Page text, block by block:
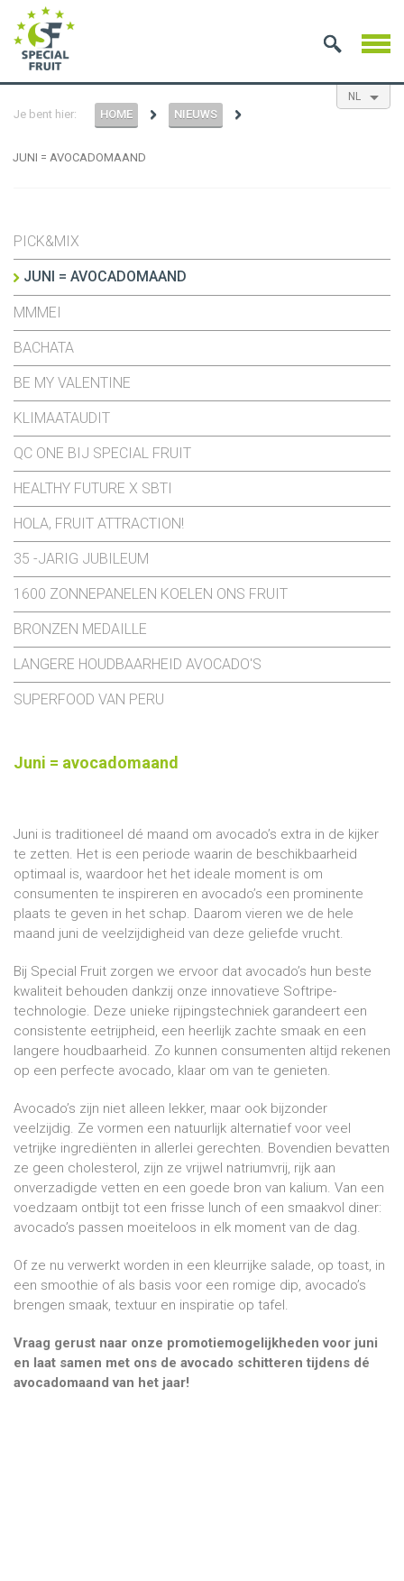
NL
Je bent hier: HOME NIEUWS
JUNI = AVOCADOMAAND
PICK&MIX
JUNI = AVOCADOMAAND
MMMEI
BACHATA
BE MY VALENTINE
KLIMAATAUDIT
QC ONE BIJ SPECIAL FRUIT
HEALTHY FUTURE X SBTI
HOLA, FRUIT ATTRACTION!
35 -JARIG JUBILEUM
1600 ZONNEPANELEN KOELEN ONS FRUIT
BRONZEN MEDAILLE
LANGERE HOUDBAARHEID AVOCADO'S
SUPERFOOD VAN PERU
Juni = avocadomaand
Juni is traditioneel dé maand om avocado’s extra in de kijker
te zetten. Het is een periode waarin de beschikbaarheid
optimaal is, waardoor het het ideale moment is om
consumenten te inspireren en avocado’s een prominente
plaats te geven in het schap. Daarom vieren we de hele
maand juni de veelzijdigheid van deze geliefde vrucht.
Bij Special Fruit zorgen we ervoor dat avocado’s hun beste
kwaliteit behouden dankzij onze innovatieve Softripe-
technologie. Deze unieke rijpingstechniek garandeert een
consistente eetrijpheid, een heerlijk zachte smaak en een
langere houdbaarheid. Zo kunnen consumenten altijd rekenen
op een perfecte avocado, klaar om van te genieten.
Avocado’s zijn niet alleen lekker, maar ook bijzonder
veelzijdig. Ze vormen een natuurlijk alternatief voor veel
vetrijke ingrediënten in allerlei gerechten. Bovendien bevatten
ze geen cholesterol, zijn ze vrijwel natriumvrij, rijk aan
onverzadigde vetten en een goede bron van kalium. Van een
voedzaam ontbijt tot een frisse lunch of een smaakvol diner:
avocado’s passen moeiteloos in elk moment van de dag.
Of ze nu verwerkt worden in een kleurrijke salade, op toast, in
een smoothie of als basis voor een romige dip, avocado’s
brengen smaak, textuur en inspiratie op tafel.
Vraag gerust naar onze promotiemogelijkheden voor juni
en laat samen met ons de avocado schitteren tijdens dé
avocadomaand van het jaar!